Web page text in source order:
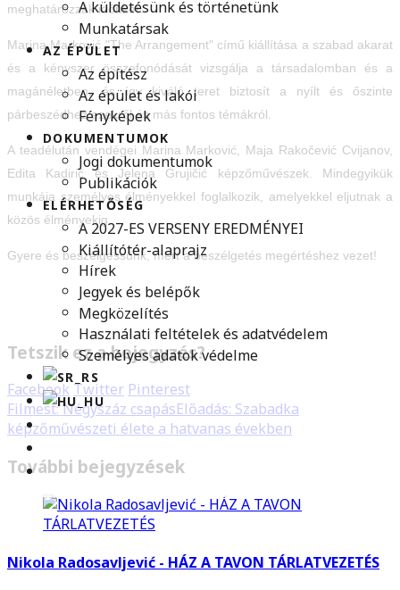
A küldetésünk és történetünk
Munkatársak
AZ ÉPÜLET
Az építész
Az épület és lakói
Fényképek
DOKUMENTUMOK
Jogi dokumentumok
Publikációk
ELÉRHETŐSÉG
A 2027-ES VERSENY EREDMÉNYEI
Kiállítótér-alaprajz
Hírek
Jegyek és belépők
Megközelítés
Használati feltételek és adatvédelem
Személyes adatok védelme
meghatározzák időnket.
Marina Marković "The Arrangement" című kiállítása a szabad akarat
és a kényszer összefonódását vizsgálja a társadalomban és a
magánéletben, és így kiváló teret biztosít a nyílt és őszinte
párbeszédhez ezekről és más fontos témákról.
A teadélután vendégei Marina Marković, Maja Rakočević Cvijanov,
Edita Kadirić és Jelena Grujičić képzőművészek. Mindegyikük
munkája személyes élményekkel foglalkozik, amelyekkel eljutnak a
közös élményekig.
Gyere és beszélgessünk, mert a beszélgetés megértéshez vezet!
Tetszik ez a bejegyzés?
Facebook Twitter Pinterest
Filmest: Négyszáz csapásElőadás: Szabadka
képzőművészeti élete a hatvanas években
További bejegyzések
Nikola Radosavljević - HÁZ A TAVON TÁRLATVEZETÉS